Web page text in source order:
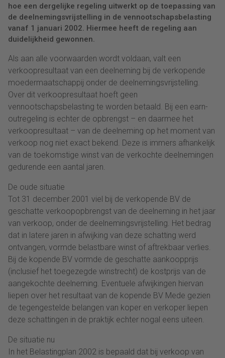
hoe een dergelijke regeling uitwerkt op de toepassing van
de deelnemingsvrijstelling in de vennootschapsbelasting
vanaf 1 januari 2002. Hiermee heeft de regeling aan
duidelijkheid gewonnen.
Als aan alle voorwaarden wordt voldaan, valt een
verkoopresultaat van een deelneming bij de verkopende
moedermaatschappij onder de deelnemingsvrijstelling.
Over dit verkoopresultaat hoeft geen
vennootschapsbelasting te worden betaald. Bij een earn-
outregeling is echter de opbrengst – en daarmee het
verkoopresultaat – van de deelneming op het moment van
verkoop nog niet exact bekend. Deze is immers afhankelijk
van de toekomstige winst van de verkochte deelnemingen
gedurende een aantal jaren.
De oude situatie
Tot 31 december 2001 viel bij de verkopende BV de
geschatte verkoopopbrengst van de deelneming in het jaar
van verkoop, onder de deelnemingsvrijstelling. Het bedrag
dat in latere jaren in afwijking van deze schatting werd
ontvangen, vormde belastbare winst of aftrekbaar verlies.
Bij de kopende BV vormde de geschatte aankoopprijs
(inclusief het toegezegde winstrecht) de kostprijs van de
aangekochte deelneming. Eventuele afwijkingen hiervan
liepen over het resultaat van de kopende BV Mede gezien
de tegengestelde belangen van koper en verkoper liepen
deze schattingen in de praktijk echter nogal eens uiteen.
De situatie nu
In het Belastingplan 2002 is bepaald dat bij verkoop van